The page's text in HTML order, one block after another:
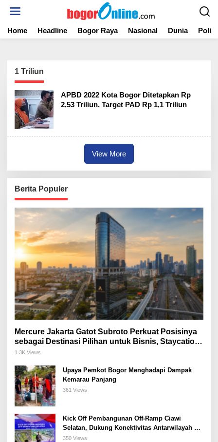
t
Home Headline Bogor Raya Nasional Dunia
1 Triliun
APBD 2022 Kota Bogor Ditetapkan Rp
2,53 Triliun, Target PAD Rp 1,1 Triliun
View More
Berita Populer
Mercure Jakarta Gatot Subroto Perkuat Posisinya
sebagai Destinasi Pilihan untuk Bisnis, Staycation,
Meeting, dan Kuliner di Jakarta Selatan
1.3K Views
Upaya Pemkot Bogor Menghadapi Dampak
Kemarau Panjang
361 Views
Kick Off Pembangunan Off-Ramp Ciawi
Selatan, Dukung Konektivitas Antarwilayah di
Bogor Selatan
350 Views